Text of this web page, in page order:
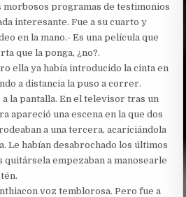
morbosos programas de testimonios
interesante. Fue a su cuarto y
en la mano.- Es una película que
que la ponga, ¿no?.
ella ya había introducido la cinta en
a distancia la puso a correr.
a la pantalla. En el televisor tras un
apareció una escena en la que dos
a una tercera, acariciándola
Le habían desabrochado los últimos
quitársela empezaban a manosearle
voz temblorosa. Pero fue a